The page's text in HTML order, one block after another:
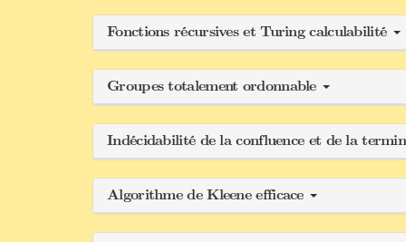
Fonctions récursives et Turing calculabilité
Groupes totalement ordonnable
Indécidabilité de la confluence et de la
Algorithme de Kleene efficace